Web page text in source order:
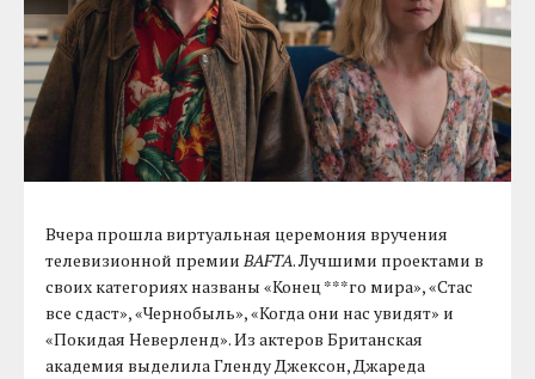
Вчера прошла виртуальная церемония вручения
телевизионной премииBAFTA. Лучшими проектами в
своих категориях названы «Конец ***го мира», «Стас
все сдаст», «Чернобыль», «Когда они нас увидят» и
«Покидая Неверленд». Из актеров Британская
академия выделила Гленду Джексон, Джареда